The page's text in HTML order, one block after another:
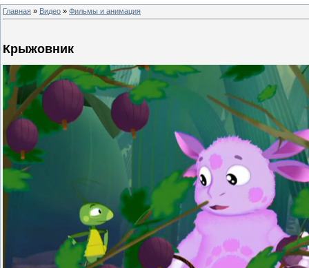
Главная » Видео » Фильмы и анимация
Крыжовник